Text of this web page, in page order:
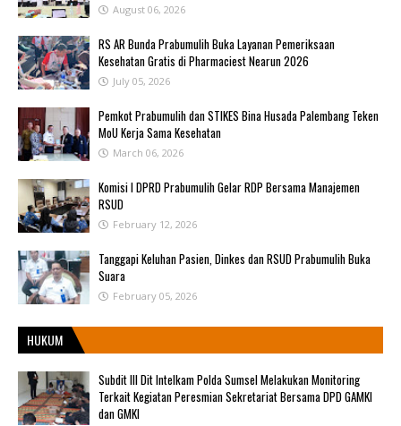
August 06, 2026
RS AR Bunda Prabumulih Buka Layanan Pemeriksaan
Kesehatan Gratis di Pharmaciest Nearun 2026
July 05, 2026
Pemkot Prabumulih dan STIKES Bina Husada Palembang Teken
MoU Kerja Sama Kesehatan
March 06, 2026
Komisi I DPRD Prabumulih Gelar RDP Bersama Manajemen
RSUD
February 12, 2026
Tanggapi Keluhan Pasien, Dinkes dan RSUD Prabumulih Buka
Suara
February 05, 2026
HUKUM
Subdit III Dit Intelkam Polda Sumsel Melakukan Monitoring
Terkait Kegiatan Peresmian Sekretariat Bersama DPD GAMKI
dan GMKI